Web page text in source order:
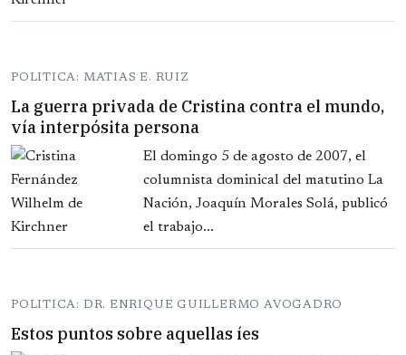
POLITICA: MATIAS E. RUIZ
La guerra privada de Cristina contra el mundo,
vía interpósita persona
El domingo 5 de agosto de 2007, el
columnista dominical del matutino La
Nación, Joaquín Morales Solá, publicó
el trabajo...
POLITICA: DR. ENRIQUE GUILLERMO AVOGADRO
Estos puntos sobre aquellas íes